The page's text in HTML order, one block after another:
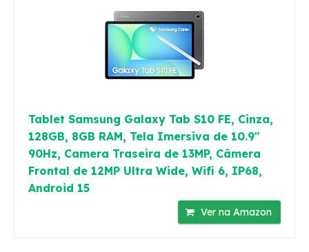
Tablet Samsung Galaxy Tab S10 FE, Cinza,
128GB, 8GB RAM, Tela Imersiva de 10.9"
90Hz, Camera Traseira de 13MP, Câmera
Frontal de 12MP Ultra Wide, Wifi 6, IP68,
Android 15
Ver na Amazon